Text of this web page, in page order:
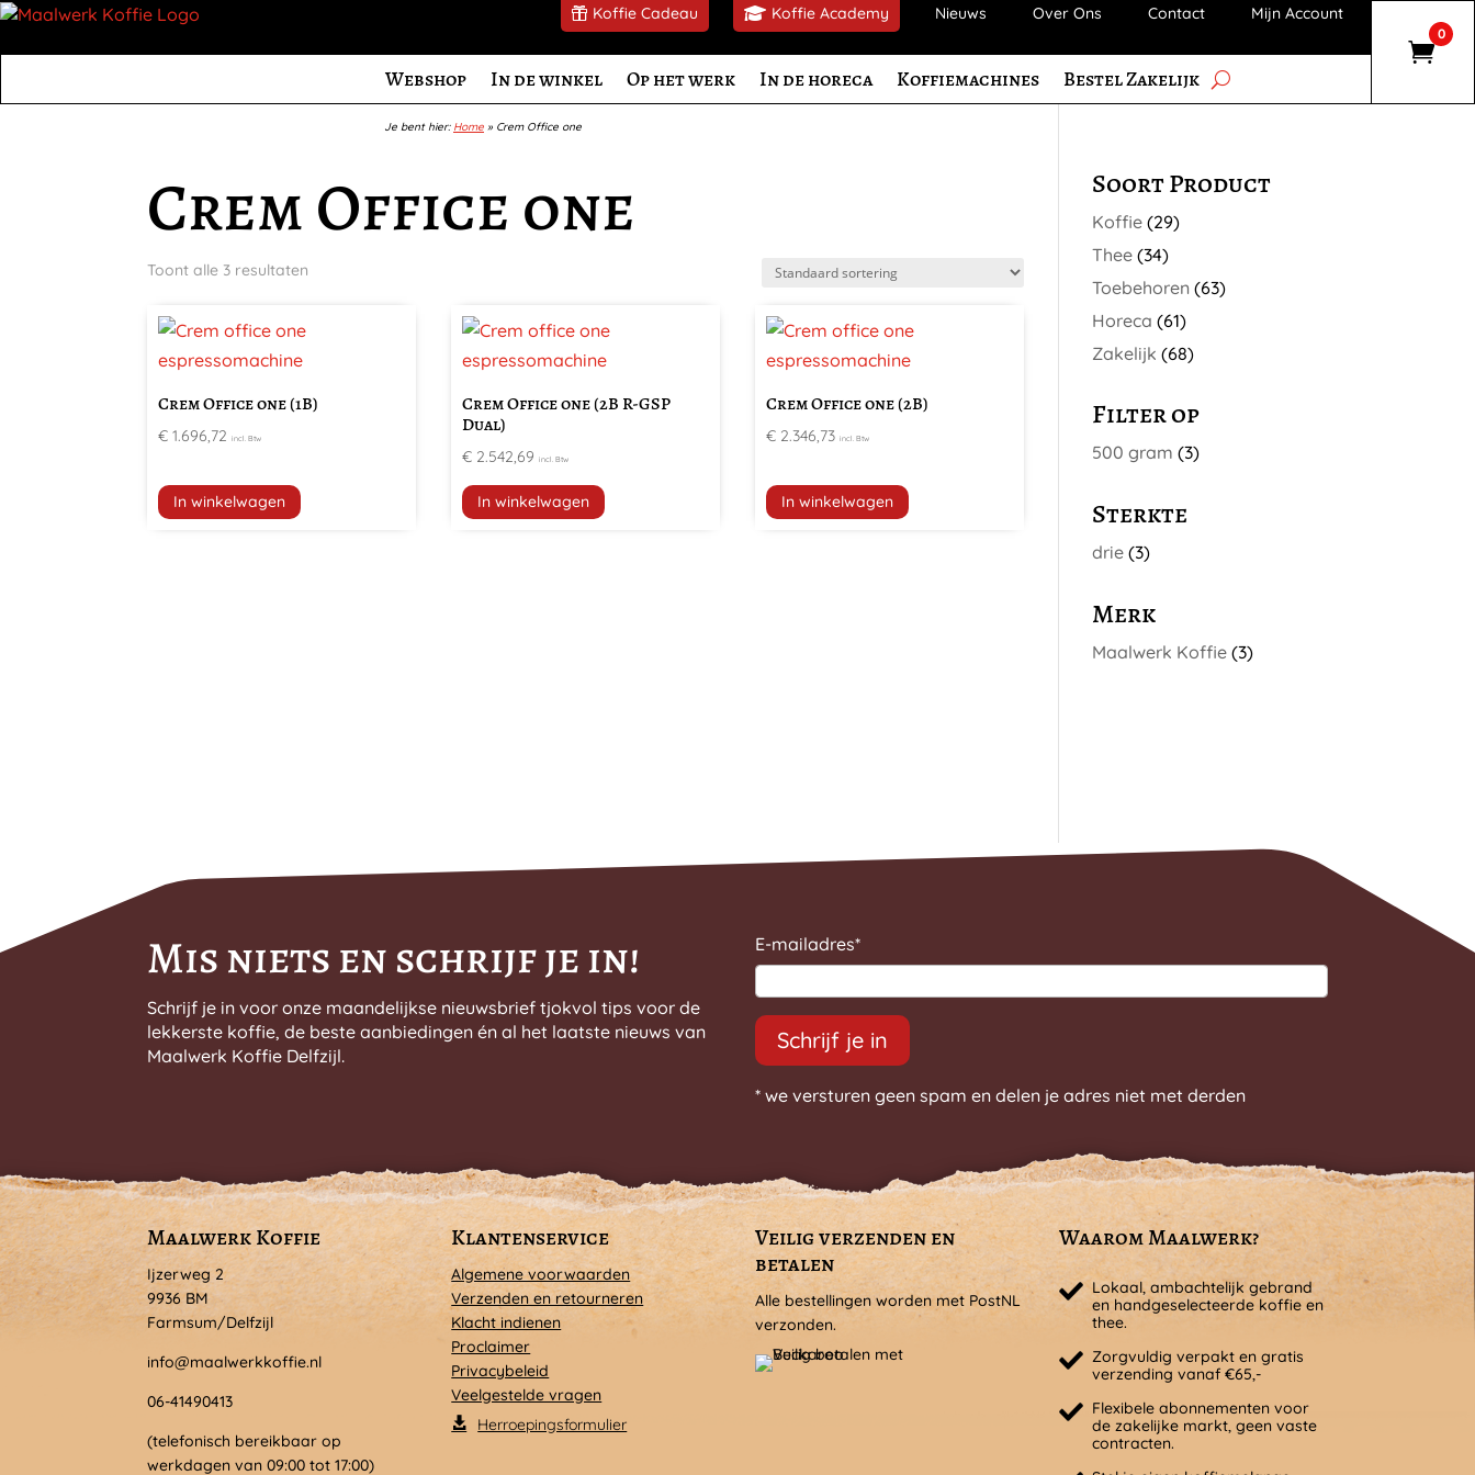
Koffie Cadeau Koffie Academy Nieuws Over Ons Contact Mijn Account
0
Webshop In de winkel Op het werk In de horeca Koffiemachines Bestel Zakelijk
Je bent hier: Home » Crem Office one
Crem Office one
Toont alle 3 resultaten
Crem Office one (1B)
€ 1.696,72 incl. Btw
In winkelwagen
Crem Office one (2B R-GSP
Dual)
€ 2.542,69 incl. Btw
In winkelwagen
Crem Office one (2B)
€ 2.346,73 incl. Btw
In winkelwagen
Soort Product
Koffie (29)
Thee (34)
Toebehoren (63)
Horeca (61)
Zakelijk (68)
Filter op
500 gram (3)
Sterkte
drie (3)
Merk
Maalwerk Koffie (3)
Mis niets en schrijf je in!
Schrijf je in voor onze maandelijkse nieuwsbrief tjokvol tips voor de
lekkerste koffie, de beste aanbiedingen én al het laatste nieuws van
Maalwerk Koffie Delfzijl.
E-mailadres*
Schrijf je in
* we versturen geen spam en delen je adres niet met derden
Maalwerk Koffie
Ijzerweg 2
9936 BM
Farmsum/Delfzijl
info@maalwerkkoffie.nl
06-41490413
(telefonisch bereikbaar op
werkdagen van 09:00 tot 17:00)
Klantenservice
Algemene voorwaarden
Verzenden en retourneren
Klacht indienen
Proclaimer
Privacybeleid
Veelgestelde vragen
Herroepingsformulier
Veilig verzenden en
betalen
Alle bestellingen worden met PostNL
verzonden.
Waarom Maalwerk?
Lokaal, ambachtelijk gebrand
en handgeselecteerde koffie en
thee.
Zorgvuldig verpakt en gratis
verzending vanaf €65,-
Flexibele abonnementen voor
de zakelijke markt, geen vaste
contracten.